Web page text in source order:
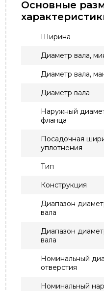
Основные
Ширина
Диаметр вала,
Диаметр вала,
Диаметр вала
Наружный
фланца
Посадочная
уплотнения
Тип
Конструкция
Диапазон
вала
Диапазон
вала
Номинальный
отверстия
Номинальный